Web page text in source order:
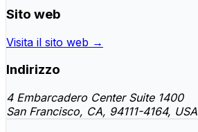
Sito web
Visita il sito web →
Indirizzo
4 Embarcadero Center Suite 1400
San Francisco, CA, 94111-4164, USA